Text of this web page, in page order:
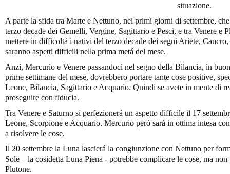
situazione.
A parte la sfida tra Marte e Nettuno, nei primi giorni di settembre,
terzo decade dei Gemelli, Vergine, Sagittario e Pesci, e tra Venere e
mettere in difficoltá i nativi del terzo decade dei segni Ariete,
saranno aspetti difficili nella prima metá del mese.
Anzi, Mercurio e Venere passandoci nel segno della Bilancia, in
prime settimane del mese, dovrebbero portare tante cose positive,
Leone, Bilancia, Sagittario e Acquario. Quindi se avete in mente di
proseguire con fiducia.
Tra Venere e Saturno si perfezionerá un aspetto difficile il 17
Leone, Scorpione e Acquario. Mercurio peró sará in ottima intesa
a risolvere le cose.
Il 20 settembre la Luna lascierá la congiunzione con Nettuno per
Sole – la cosidetta Luna Piena - potrebbe complicare le cose, ma
Plutone.